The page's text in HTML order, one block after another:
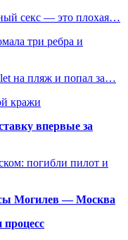
секс — это плохая…
три ребра и
на пляж и попал за…
кражи
впервые за
погибли пилот и
Могилев — Москва
процесс